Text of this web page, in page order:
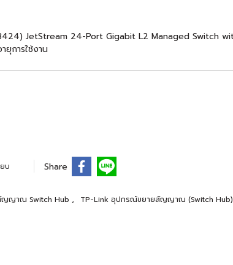
JetStream 24-Port Gigabit L2 Managed Switch
ยุการใช้งาน
บ Share
ญาณ Switch Hub , TP-Link อุปกรณ์ขยายสัญญาณ (Switch Hub)